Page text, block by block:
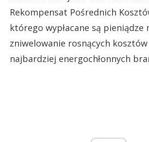
Rekompensat Pośrednich
którego wypłacane są pieniądze
zniwelowanie rosnących
najbardziej energochłonnych